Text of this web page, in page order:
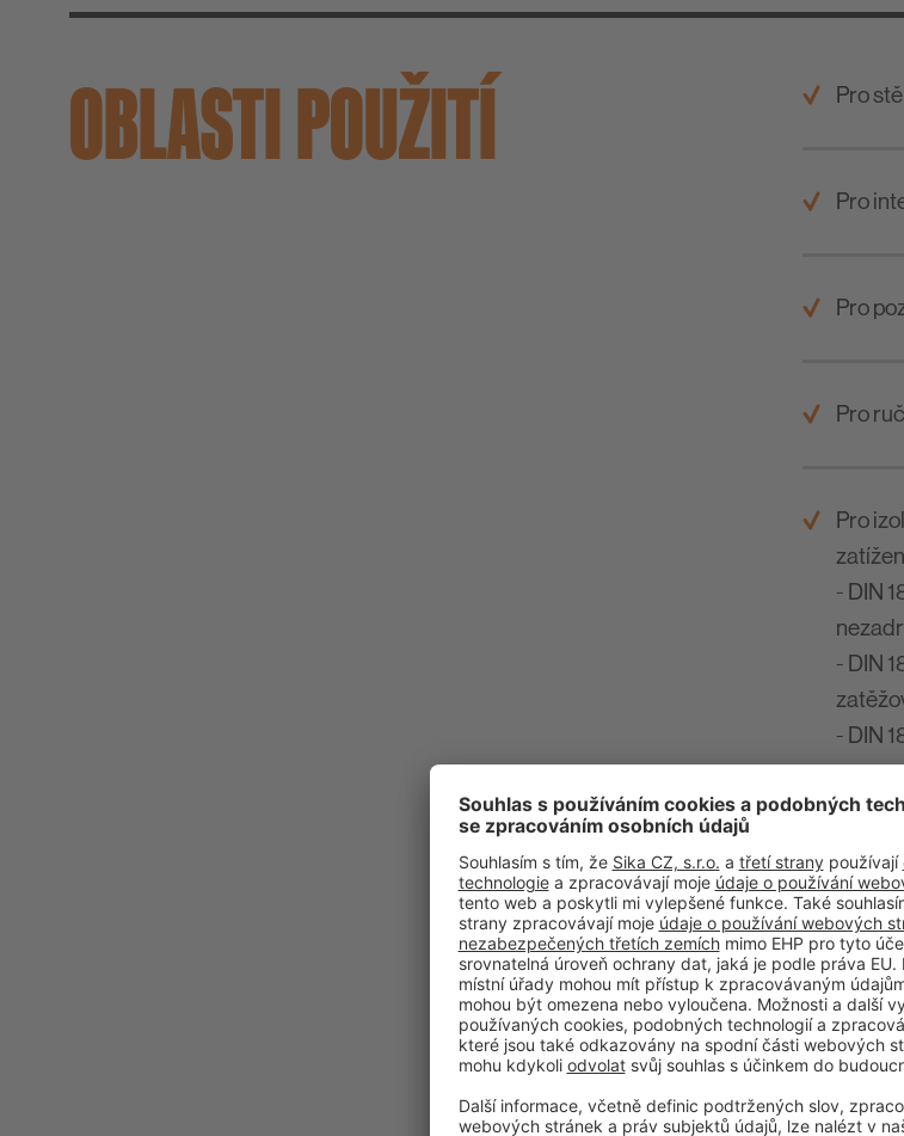
OBLASTI POUŽITÍ Pro
Pro
Pro
Pro
Pro
- DIN
- DIN
- DIN
K
K